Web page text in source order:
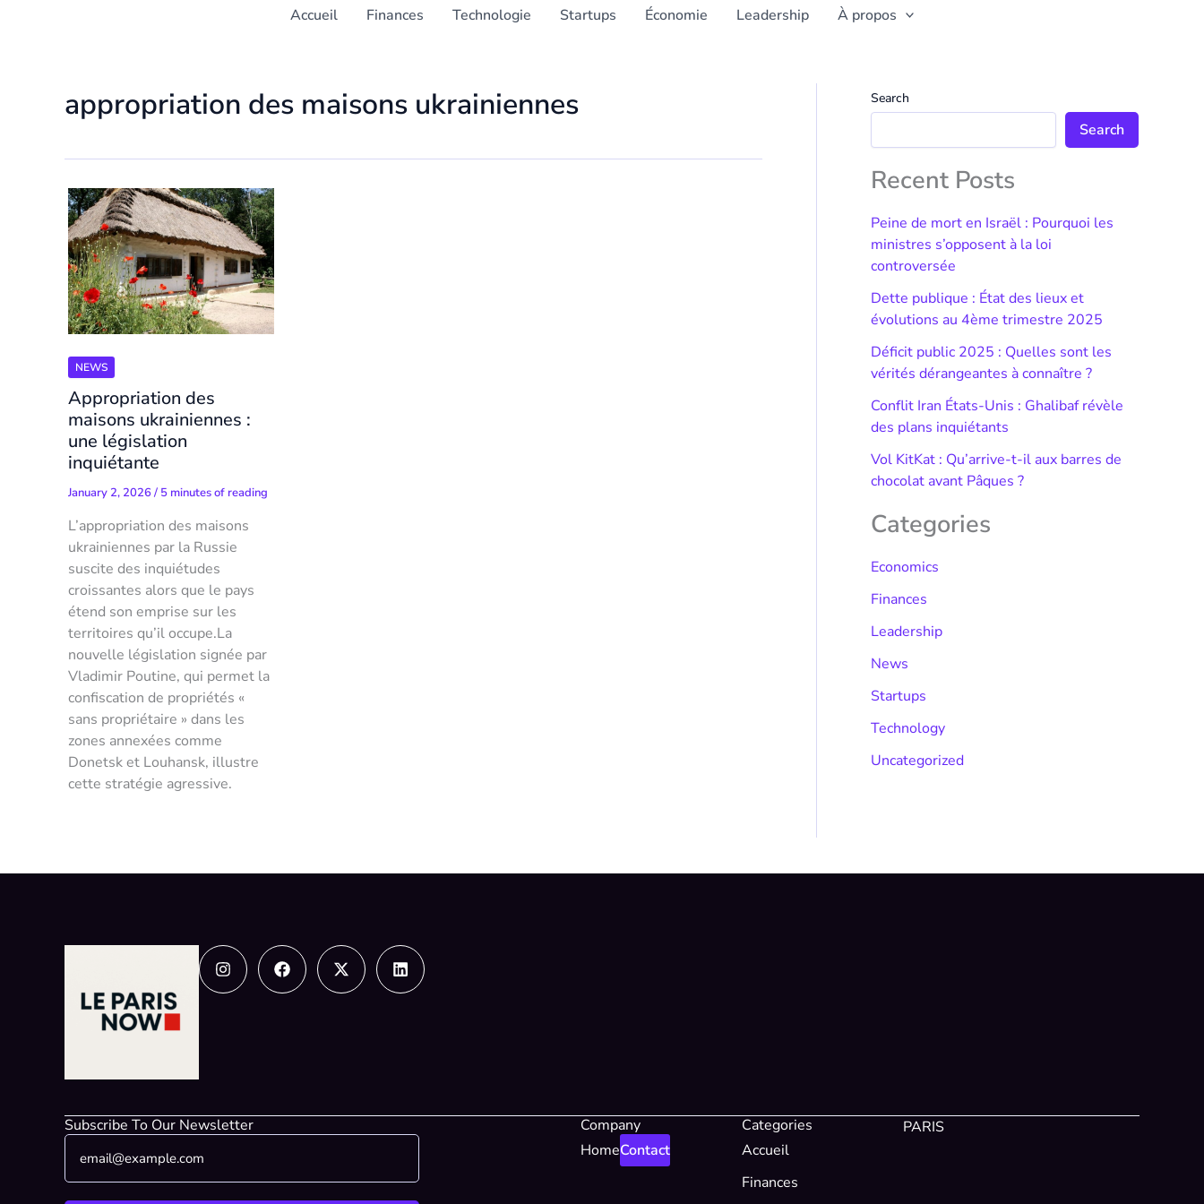
Accueil Finances Technologie Startups Économie Leadership À propos
appropriation des maisons ukrainiennes
NEWS
Appropriation des
maisons ukrainiennes :
une législation
inquiétante
January 2, 2026/ 5 minutes of reading
L’appropriation des maisons
ukrainiennes par la Russie
suscite des inquiétudes
croissantes alors que le pays
étend son emprise sur les
territoires qu’il occupe.La
nouvelle législation signée par
Vladimir Poutine, qui permet la
confiscation de propriétés «
sans propriétaire » dans les
zones annexées comme
Donetsk et Louhansk, illustre
cette stratégie agressive.
Search
Search
Recent Posts
Peine de mort en Israël : Pourquoi les
ministres s’opposent à la loi
controversée
Dette publique : État des lieux et
évolutions au 4ème trimestre 2025
Déficit public 2025 : Quelles sont les
vérités dérangeantes à connaître ?
Conflit Iran États-Unis : Ghalibaf révèle
des plans inquiétants
Vol KitKat : Qu’arrive-t-il aux barres de
chocolat avant Pâques ?
Categories
Economics
Finances
Leadership
News
Startups
Technology
Uncategorized
InstagramFacebookX-
twitter
Linkedin
Subscribe To Our Newsletter
E
a
i
E
a
Company
HomeContact
Categories
Accueil
Finances
PARIS